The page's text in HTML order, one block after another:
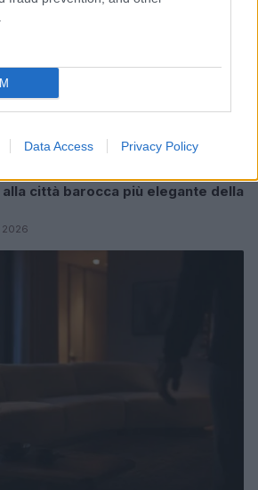
Data Access Privacy Policy
città barocca più elegante della
2026